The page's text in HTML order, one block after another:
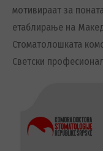
мотивираат за
етаблирање на
Стоматолошката
Светски